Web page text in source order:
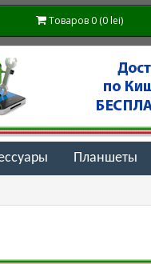
Товаров 0 (0 lei)
Планшеты